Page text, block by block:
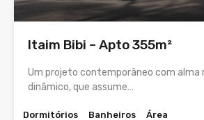
Itaim Bibi – Apto 355m²
Um projeto contemporâneo com alma
dinâmico, que assume…
Dormitórios Banheiros Área